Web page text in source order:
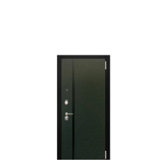
товар
имеет
можно
выбрать